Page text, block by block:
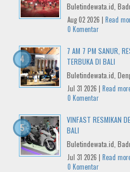
Buletindewata.id,
Aug 02 2026 | Read
0 Komentar
7 AM 7 PM SANUR,
TERBUKA DI BALI
Buletindewata.id,
Jul 31 2026 | Read
0 Komentar
VINFAST RESMIKAN
BALI
Buletindewata.id,
Jul 31 2026 | Read
0 Komentar